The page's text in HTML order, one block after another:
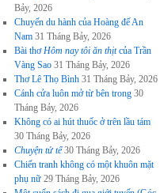
Bảy, 2026
Chuyến du hành của Hoàng đế An
Nam 31 Tháng Bảy, 2026
Bài thơHôm nay tôi ăn thịtcủa Trần
Vàng Sao 31 Tháng Bảy, 2026
Thơ Lê Thọ Bình 31 Tháng Bảy, 2026
Cánh cửa luôn mở từ bên trong 30
Tháng Bảy, 2026
Không có ai hút thuốc ở trên lầu tám
30 Tháng Bảy, 2026
Chuyện tử tế 30 Tháng Bảy, 2026
Chiến tranh không có một khuôn mặt
phụ nữ 29 Tháng Bảy, 2026